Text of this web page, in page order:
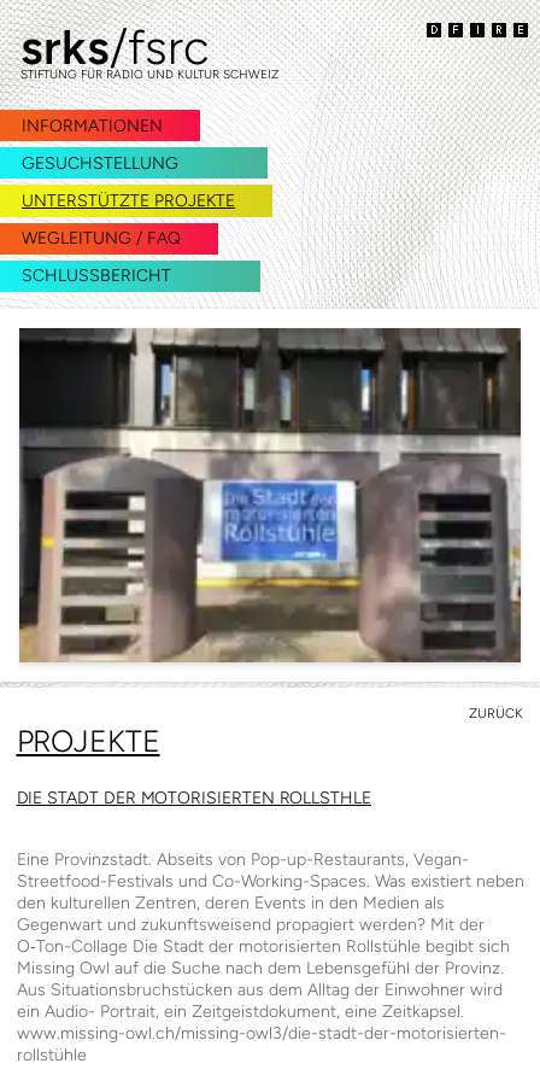
zur
Navigation
springen
zum
Inhalt
springen
srks/fsrc
STIFTUNG FÜR RADIO UND KULTUR SCHWEIZ
INFORMATIONEN
GESUCHSTELLUNG
UNTERSTÜTZTE PROJEKTE
WEGLEITUNG / FAQ
SCHLUSSBERICHT
ZURÜCK
PROJEKTE
DIE STADT DER MOTORISIERTEN ROLLSTHLE
Eine Provinzstadt. Abseits von Pop-up-Restaurants, Vegan-
Streetfood-Festivals und Co-Working-Spaces. Was existiert neben
den kulturellen Zentren, deren Events in den Medien als
Gegenwart und zukunftsweisend propagiert werden? Mit der
O‑Ton-Collage Die Stadt der motorisierten Rollstühle begibt sich
Missing Owl auf die Suche nach dem Lebensgefühl der Provinz.
Aus Situationsbruchstücken aus dem Alltag der Einwohner wird
ein Audio- Portrait, ein Zeitgeistdokument, eine Zeitkapsel.
www.missing-owl.ch/missing-owl3/die-stadt-der-motorisierten-
rollstühle